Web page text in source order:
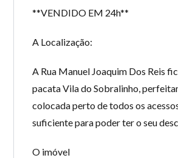
**VENDIDO EM 24h**
A Localização:
A Rua Manuel Joaquim Dos Reis
pacata Vila do Sobralinho,
colocada perto de todos os
suficiente para poder ter o seu
O imóvel